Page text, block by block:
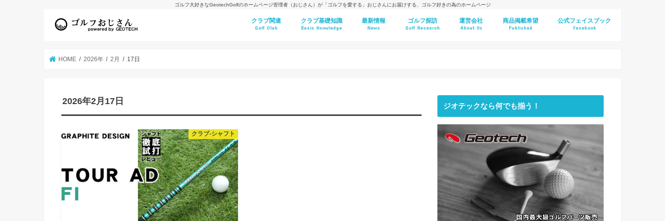
ゴルフ大好きなGeotechGolfのホームページ管理者（おじさん）が「ゴルフを愛する」おじさんにお届けする、ゴルフ好きの為のホームページ
クラブ関連
Golf Club
クラブ基礎知識
Basic Knowledge
最新情報
News
ゴルフ探訪
Golf Research
運営会社
About Us
商品掲載希望
Published
公式フェイスブック
Facebook
HOME 2026年 2月 17日
2026年2月17日
クラブ-シャフト
ジオテックなら何でも揃う！